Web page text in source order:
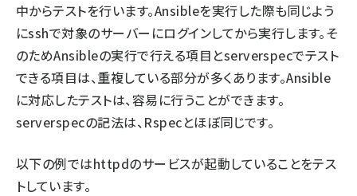
中からテストを行います。Ansibleを実行した際も同じよう
にsshで対象のサーバーにログインしてから実行します。そ
のためAnsibleの実行で行える項目とserverspecでテスト
できる項目は、重複している部分が多くあります。Ansible
に対応したテストは、容易に行うことができます。
serverspecの記法は、Rspecとほぼ同じです。
以下の例ではhttpdのサービスが起動していることをテス
トしています。